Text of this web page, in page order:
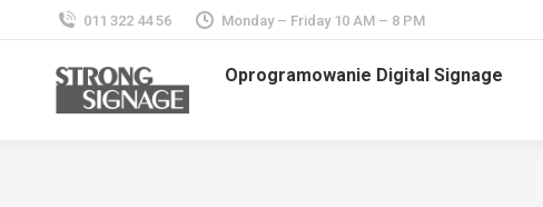
011 322 44 56 Monday – Friday 10 AM – 8 PM
Oprogramowanie Digital Signage